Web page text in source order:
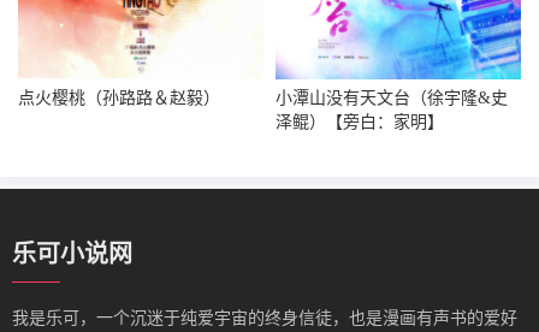
点火樱桃（孙路路＆赵毅）
小潭山没有天文台（徐宇隆&史
泽鲲）【旁白：家明】
乐可小说网
我是‌乐可，一个沉迷于纯爱宇宙的终身信徒，也是漫画有声书的爱好